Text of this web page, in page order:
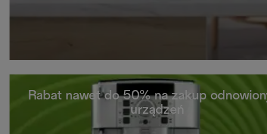
Rabat nawet do 50% na zakup
urządzeń